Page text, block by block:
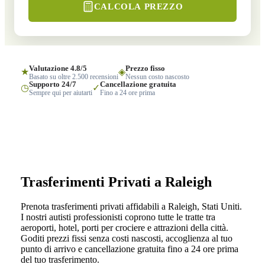
CALCOLA PREZZO
★Valutazione 4.8/5
Basato su oltre 2.500 recensioni◈Prezzo fisso
Nessun costo nascosto
◷Supporto 24/7
Sempre qui per aiutarti✓Cancellazione gratuita
Fino a 24 ore prima
Trasferimenti Privati a Raleigh
Prenota trasferimenti privati affidabili a Raleigh, Stati Uniti.
I nostri autisti professionisti coprono tutte le tratte tra
aeroporti, hotel, porti per crociere e attrazioni della città.
Goditi prezzi fissi senza costi nascosti, accoglienza al tuo
punto di arrivo e cancellazione gratuita fino a 24 ore prima
del tuo trasferimento.